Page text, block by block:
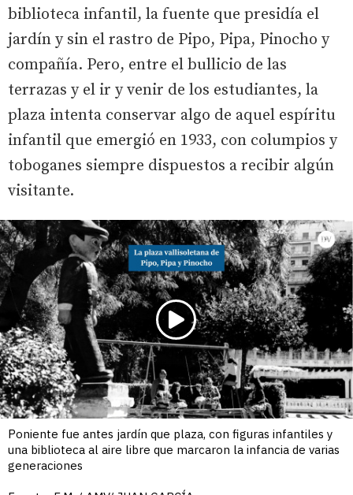
biblioteca infantil, la fuente que presidía el
jardín y sin el rastro de Pipo, Pipa, Pinocho y
compañía. Pero, entre el bullicio de las
terrazas y el ir y venir de los estudiantes, la
plaza intenta conservar algo de aquel espíritu
infantil que emergió en 1933, con columpios y
toboganes siempre dispuestos a recibir algún
visitante.
Poniente fue antes jardín que plaza, con figuras infantiles y
una biblioteca al aire libre que marcaron la infancia de varias
generaciones